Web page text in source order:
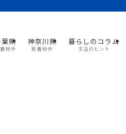
県
物件
神奈川県
新着物件
暮らしのコラム
生活のヒント